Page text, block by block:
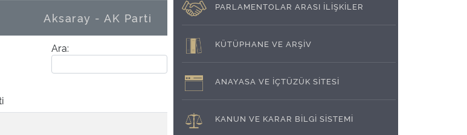
Aksaray - AK Parti
Ara:
PARLAMENTOLAR ARASI İLİŞKİLER
KÜTÜPHANE VE ARŞİV
ANAYASA VE İÇTÜZÜK SİTESİ
KANUN VE KARAR BİLGİ SİSTEMİ